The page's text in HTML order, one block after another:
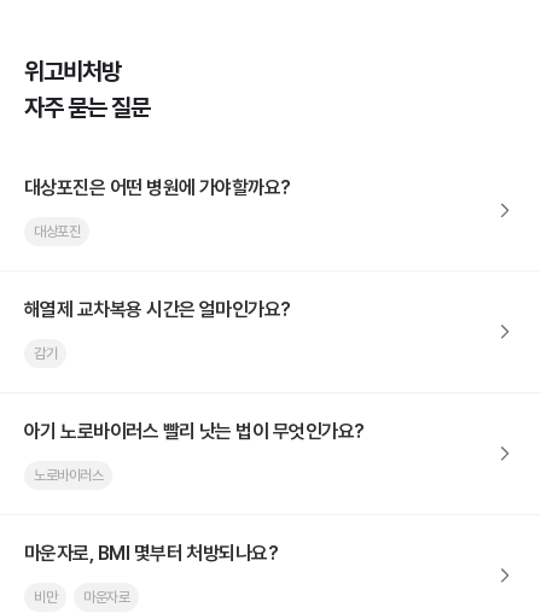
위고비처방
자주 묻는 질문
대상포진은 어떤 병원에 가야할까요?
대상포진
해열제 교차복용 시간은 얼마인가요?
감기
아기 노로바이러스 빨리 낫는 법이 무엇인가요?
노로바이러스
마운자로, BMI 몇부터 처방되나요?
비만 마운자로